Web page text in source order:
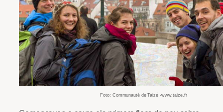
Foto: Communauté de Taizé -www.taize.fr